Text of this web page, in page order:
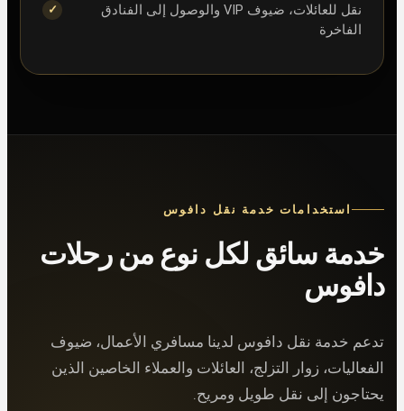
نقل للعائلات، ضيوف VIP والوصول إلى الفنادق
الفاخرة
استخدامات خدمة نقل دافوس
خدمة سائق لكل نوع من رحلات
دافوس
تدعم خدمة نقل دافوس لدينا مسافري الأعمال، ضيوف
الفعاليات، زوار التزلج، العائلات والعملاء الخاصين الذين
يحتاجون إلى نقل طويل ومريح.